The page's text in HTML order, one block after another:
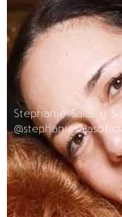
Stephanie Salas y